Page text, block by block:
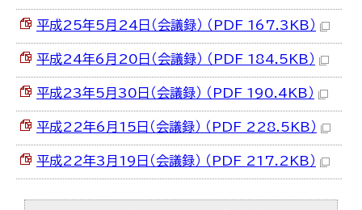
平成25年5月24日（会議録） （PDF 167.3KB）
平成24年6月20日（会議録） （PDF 184.5KB）
平成23年5月30日（会議録） （PDF 190.4KB）
平成22年6月15日（会議録） （PDF 228.5KB）
平成22年3月19日（会議録） （PDF 217.2KB）